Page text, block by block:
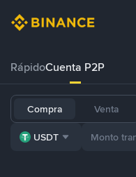
RápidoCuenta P2P
Compra Venta
USDT